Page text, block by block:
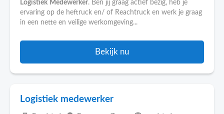
Logistiek Medewerker. Ben jij graag actief bezig, heb je
ervaring op de heftruck en/ of Reachtruck en werk je graag
in een nette en veilige werkomgeving...
Bekijk nu
Logistiek medewerker